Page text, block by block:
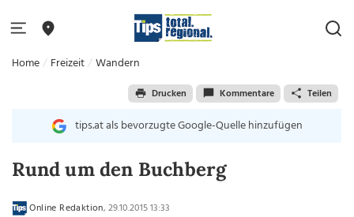
Home Freizeit Wandern
Drucken Kommentare Teilen
tips.at als bevorzugte Google-Quelle hinzufügen
Rund um den Buchberg
Online Redaktion, 29.10.2015 13:33